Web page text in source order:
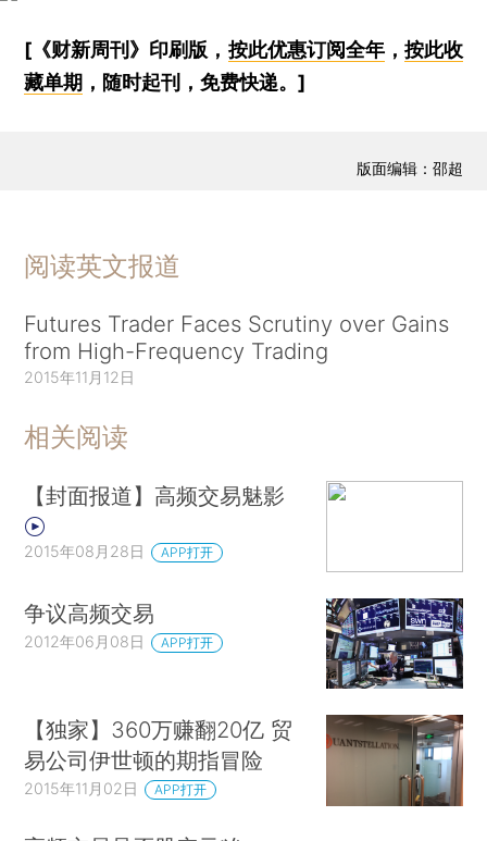
[《财新周刊》印刷版， 按此优惠订阅全年， 按此收
藏单期 ，随时起刊，免费快递。]
版面编辑：邵超
阅读英文报道
Futures Trader Faces Scrutiny over Gains
from High-Frequency Trading
2015年11月12日
相关阅读
【封面报道】高频交易魅影
2015年08月28日 APP打开
争议高频交易
2012年06月08日 APP打开
【独家】360万赚翻20亿 贸
易公司伊世顿的期指冒险
2015年11月02日 APP打开